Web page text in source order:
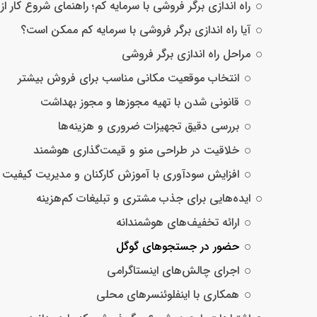
راه اندازی برگر فروشی با سرمایه کم؛ راهنمای شروع
آیا راه اندازی برگر فروشی با سرمایه کم ممکن است؟
مراحل راه اندازی برگر فروشی
انتخاب موقعیت مکانی مناسب برای فروش بیشتر
قانونی شدن با تهیه مجوزها و مجوز بهداشت
بررسی دقیق تجهیزات ضروری و هزینه‌ها
خلاقیت در طراحی منو و قیمت‌گذاری هوشمند
افزایش سودآوری با آموزش کارکنان و مدیریت کیفیت
ایده‌هایی برای جذب مشتری و تبلیغات کم‌هزینه
ارائه تخفیف‌های هوشمندانه
حضور در جستجوهای گوگل
اجرای چالش‌های اینستاگرامی
همکاری با اینفلوئنسرهای محلی